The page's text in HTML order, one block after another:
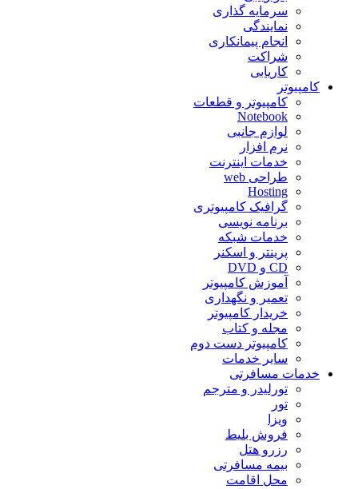
سرمایه گذاری
نمایندگی
انجام پیمانکاری
شراکت
کاریابی
کامپیوتر
کامپیوتر و قطعات
Notebook
لوازم جانبی
نرم افزار
خدمات اینترنت
طراحی web
Hosting
گرافیک کامپیوتری
برنامه نویسی
خدمات شبکه
پرینتر و اسکنر
CD و DVD
آموزش کامپیوتر
تعمیر و نگهداری
خریدار کامپیوتر
مجله و کتاب
کامپیوتر دست دوم
سایر خدمات
خدمات مسافرتی
تورلیدر و مترجم
تور
ویزا
فروش بلیط
رزرو هتل
بیمه مسافرتی
محل اقامت